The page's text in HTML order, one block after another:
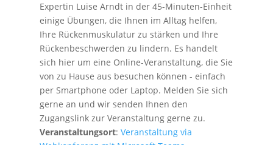
Expertin Luise Arndt in der 45-Minuten-Einheit
einige Übungen, die Ihnen im Alltag helfen,
Ihre Rückenmuskulatur zu stärken und Ihre
Rückenbeschwerden zu lindern. Es handelt
sich hier um eine Online-Veranstaltung, die Sie
von zu Hause aus besuchen können - einfach
per Smartphone oder Laptop. Melden Sie sich
gerne an und wir senden Ihnen den
Zugangslink zur Veranstaltung gerne zu.
Veranstaltungsort: Veranstaltung via